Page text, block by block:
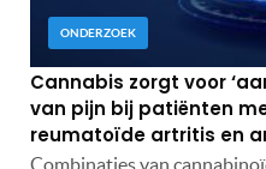
ONDERZOEK
Cannabis zorgt voor
van pijn bij patiënten
reumatoïde artritis en
Combinaties van